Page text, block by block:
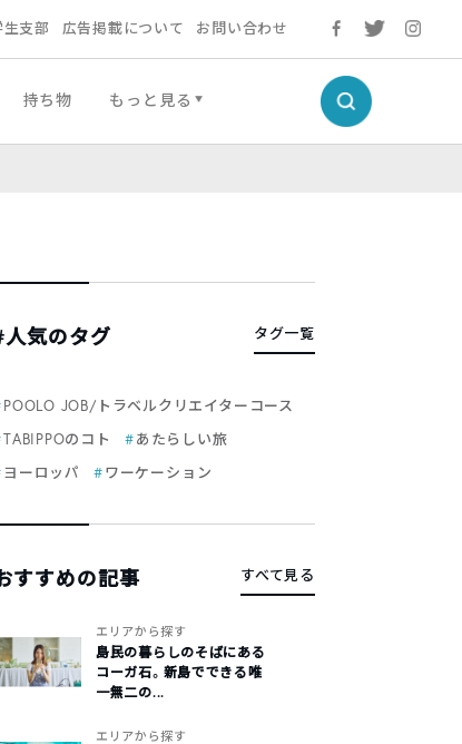
生支部 広告掲載について お問い合わせ
持ち物 もっと見る
気のタグ タグ一覧
POOLO JOB/トラベルクリエイターコース
TABIPPOのコト
あたらしい旅
ヨーロッパ
ワーケーション
すすめの記事 すべて見る
エリアから探す
島民の暮らしのそばにある
コーガ石。新島でできる唯
一無二の...
エリアから探す